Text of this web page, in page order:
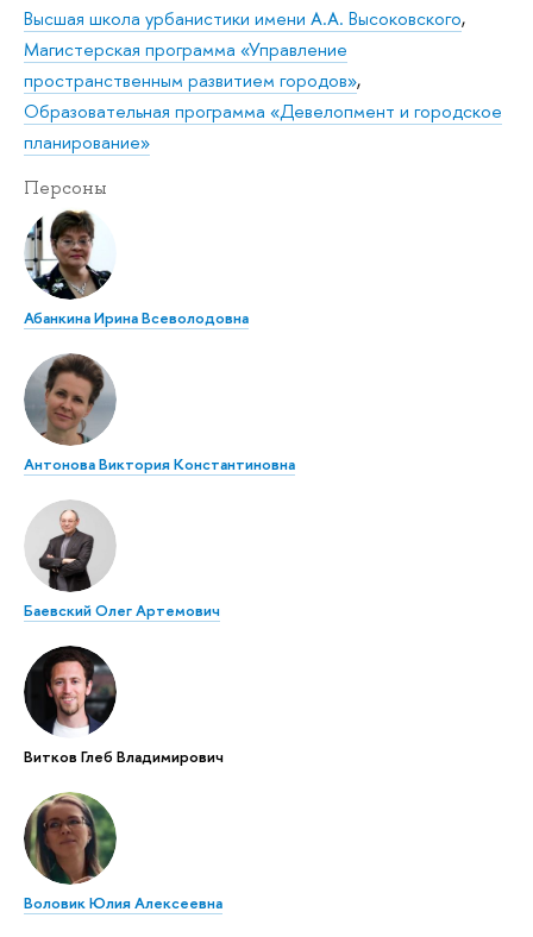
Высшая школа урбанистики имени А.А. Высоковского,
Магистерская программа «Управление
пространственным развитием городов»,
Образовательная программа «Девелопмент и городское
планирование»
Персоны
Абанкина Ирина Всеволодовна
Антонова Виктория Константиновна
Баевский Олег Артемович
Витков Глеб Владимирович
Воловик Юлия Алексеевна